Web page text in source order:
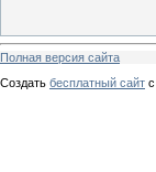
Полная версия сайта
Создать бесплатный сайт с